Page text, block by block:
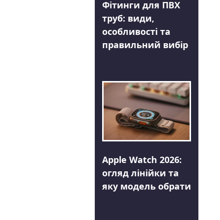
Фітинги для ПВХ
труб: види,
особливості та
правильний вибір
Apple Watch 2026:
огляд лінійки та
яку модель обрати